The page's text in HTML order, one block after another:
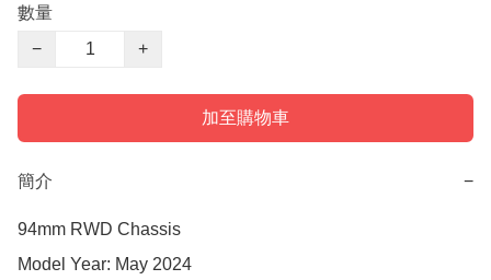
數量
−
+
加至購物車
簡介 −
94mm RWD Chassis
Model Year: May 2024